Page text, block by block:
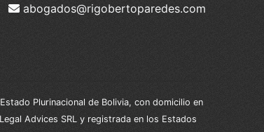
abogados@rigobertoparedes.com
Plurinacional de Bolivia, con domicilio en
Advices SRL y registrada en los Estados